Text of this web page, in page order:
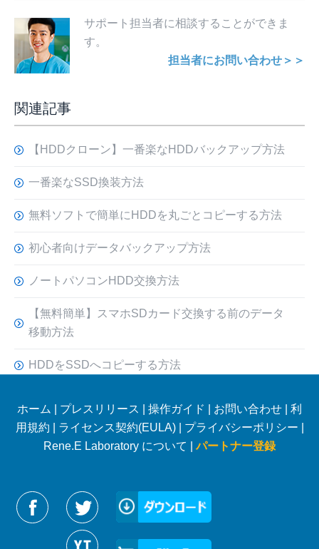
サポート担当者に相談することができま
す。
担当者にお問い合わせ＞＞
関連記事
【HDDクローン】一番楽なHDDバックアップ方法
一番楽なSSD換装方法
無料ソフトで簡単にHDDを丸ごとコピーする方法
初心者向けデータバックアップ方法
ノートパソコンHDD交換方法
【無料簡単】スマホSDカード交換する前のデータ
移動方法
HDDをSSDへコピーする方法
ホーム プレスリリース 操作ガイド お問い合わせ
利
用規約
ライセンス契約(EULA)| プライバシーポリシー
Rene.E Laboratory について |パートナー登録
Reneelabをフォローする